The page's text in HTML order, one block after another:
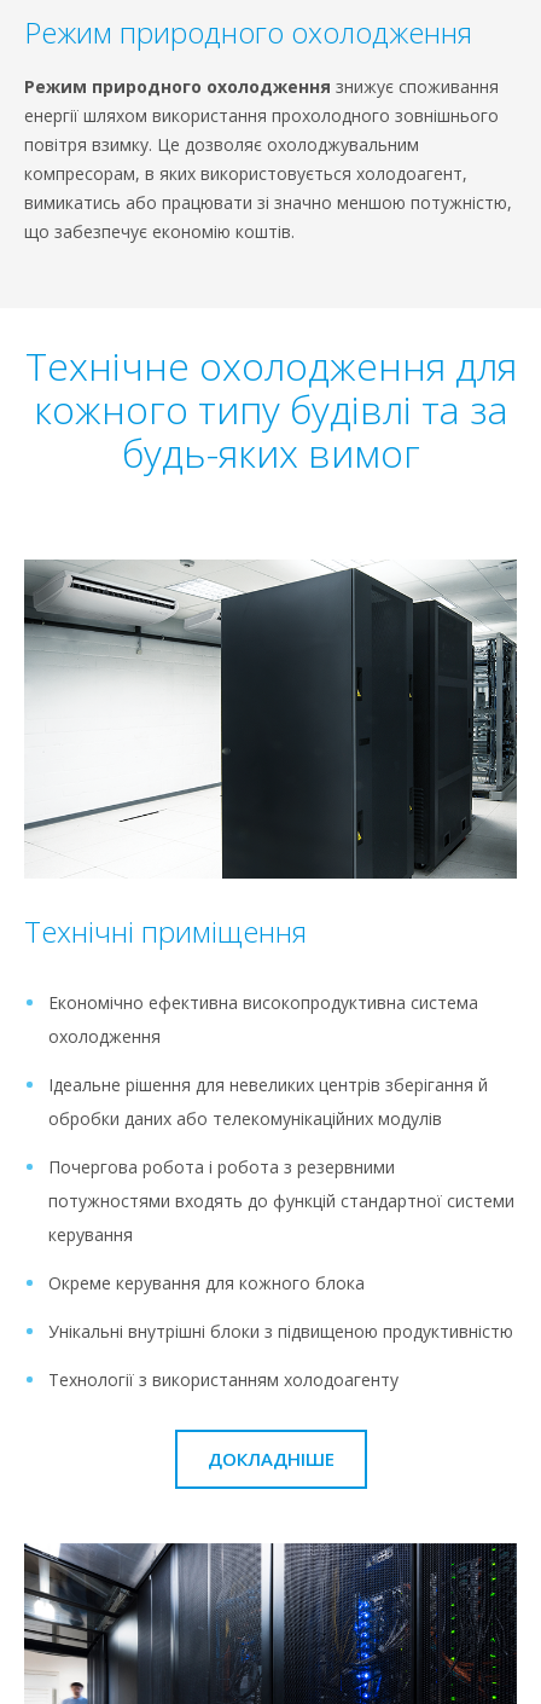
Режим природного охолодження
Режим природного охолодження знижує споживання
енергії шляхом використання прохолодного зовнішнього
повітря взимку. Це дозволяє охолоджувальним
компресорам, в яких використовується холодоагент,
вимикатись або працювати зі значно меншою потужністю,
що забезпечує економію коштів.
Технічне охолодження для
кожного типу будівлі та за
будь-яких вимог
Технічні приміщення
Економічно ефективна високопродуктивна система
охолодження
Ідеальне рішення для невеликих центрів зберігання й
обробки даних або телекомунікаційних модулів
Почергова робота і робота з резервними
потужностями входять до функцій стандартної системи
керування
Окреме керування для кожного блока
Унікальні внутрішні блоки з підвищеною продуктивністю
Технології з використанням холодоагенту
ДОКЛАДНІШЕ